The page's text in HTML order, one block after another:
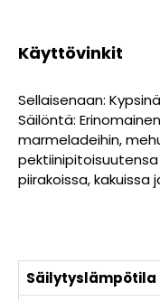
Käyttövinkit
Sellaisenaan:
Säilöntä:
marmeladeihin,
piirakoissa, kakuissa
Säilytyslämpötila